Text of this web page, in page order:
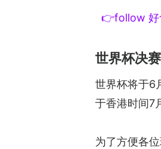
👉follow 好
世界杯决
世界杯将于6
于香港时间7
为了方便各